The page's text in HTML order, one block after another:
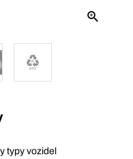
typy vozidel